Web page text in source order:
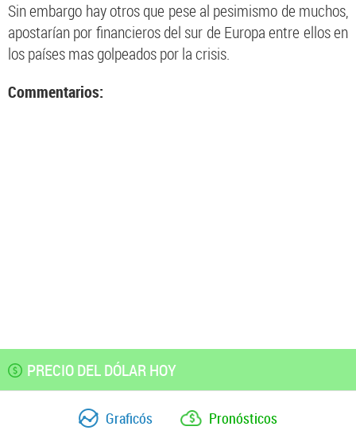
Sin embargo hay otros que pese al pesimismo de muchos,
apostarían por financieros del sur de Europa entre ellos en
los países mas golpeados por la crisis.
Commentarios:
PRECIO DEL DÓLAR HOY
Graficós Pronósticos